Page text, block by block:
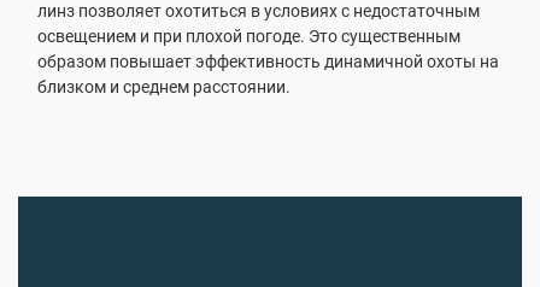
линз позволяет охотиться в условиях с недостаточным
освещением и при плохой погоде. Это существенным
образом повышает эффективность динамичной охоты на
близком и среднем расстоянии.